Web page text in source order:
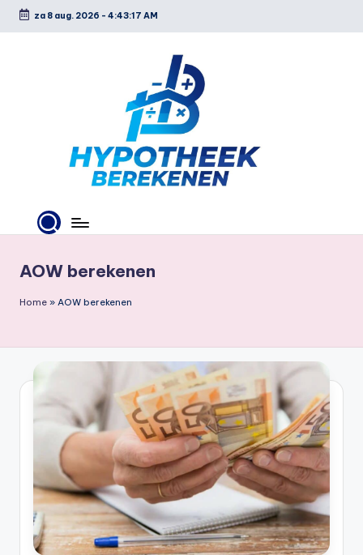
Ga
za 8 aug. 2026 - 4:43:17 AM
y
o
t
e
e
k
e
r
e
AOW berekenen
Home » AOW berekenen